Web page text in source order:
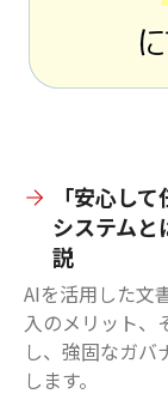
「安心し
システムと
説
AIを活用した文
入のメリット、
し、強固なガ
します。